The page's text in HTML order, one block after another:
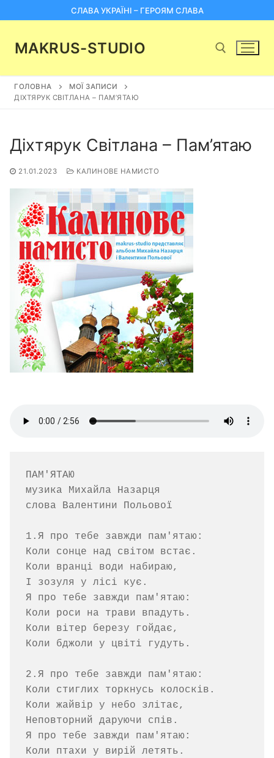
до
СЛАВА УКРАЇНІ – ГЕРОЯМ СЛАВА
MAKRUS-STUDIO
Пошук:
ГОЛОВНА
МОЇ ЗАПИСИ
ДІХТЯРУК СВІТЛАНА – ПАМ’ЯТАЮ
Діхтярук Світлана – Пам’ятаю
21.01.2023 КАЛИНОВЕ НАМИСТО
ПАМ'ЯТАЮ
музика Михайла Назарця
слова Валентини Польової
1.Я про тебе завжди пам'ятаю:
Коли сонце над світом встає.
Коли вранці води набираю,
І зозуля у лісі кує.
Я про тебе завжди пам'ятаю:
Коли роси на трави впадуть.
Коли вітер березу гойдає,
Коли бджоли у цвіті гудуть.
2.Я про тебе завжди пам'ятаю:
Коли стиглих торкнусь колосків.
Коли жайвір у небо злітає,
Неповторний даруючи спів.
Я про тебе завжди пам'ятаю:
Коли птахи у вирій летять.